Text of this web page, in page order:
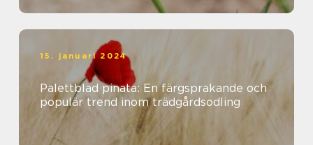
15. januari 2024
Palettblad pinata: En färgsprakande och
populär trend inom trädgårdsodling